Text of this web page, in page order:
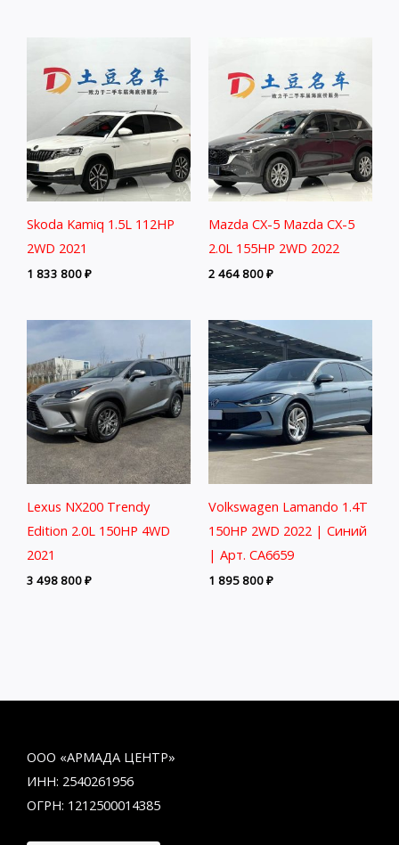
Skoda Kamiq 1.5L 112HP
2WD 2021
1 833 800₽
Mazda CX-5 Mazda CX-5
2.0L 155HP 2WD 2022
2 464 800₽
Lexus NX200 Trendy
Edition 2.0L 150HP 4WD
2021
3 498 800₽
Volkswagen Lamando 1.4T
150HP 2WD 2022 | Синий
| Арт. CA6659
1 895 800₽
ООО «АРМАДА ЦЕНТР»
ИНН: 2540261956
ОГРН: 1212500014385